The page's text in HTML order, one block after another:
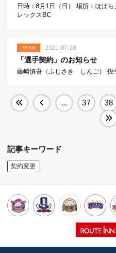
日時：8月1日（日） 場所：ほば
レックスBC
TEAM 2021-07-28
「選手契約」のお知らせ
藤崎慎吾（ふじさき しんご）
... 37 38
記事キーワード
契約変更